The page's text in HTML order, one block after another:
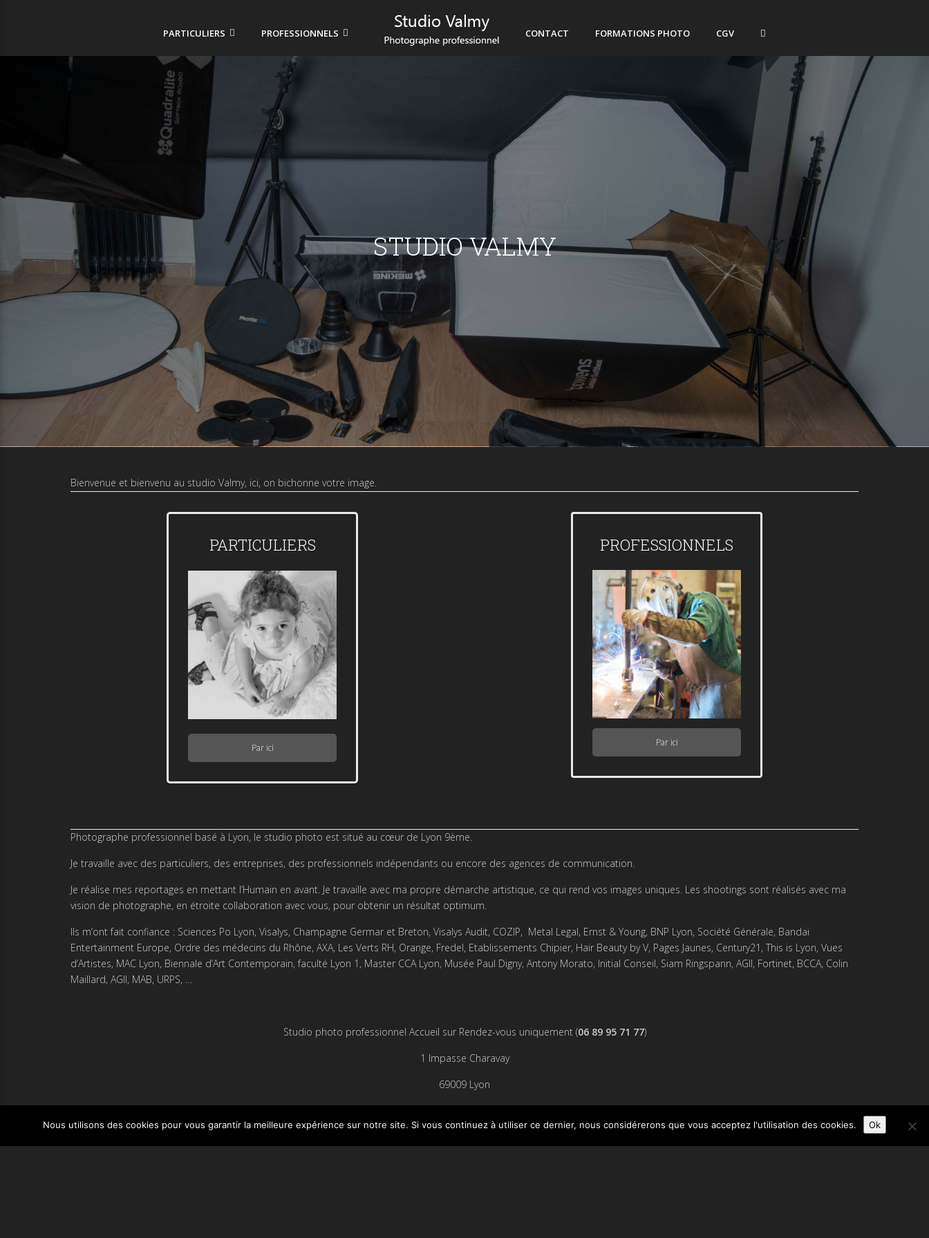
PARTICULIERS PROFESSIONNELS CONTACT FORMATIONS PHOTO CGV
STUDIO VALMY
Bienvenue et bienvenu au studio Valmy, ici, on bichonne votre image.
PARTICULIERS
Par ici
PROFESSIONNELS
Par ici
Photographe professionnel basé à Lyon, le studio photo est situé au cœur de Lyon 9ème.
Je travaille avec des particuliers, des entreprises, des professionnels indépendants ou encore des agences de communication.
Je réalise mes reportages en mettant l’Humain en avant. Je travaille avec ma propre démarche artistique, ce qui rend vos images uniques. Les shootings sont réalisés avec ma
vision de photographe, en étroite collaboration avec vous, pour obtenir un résultat optimum.
Ils m’ont fait confiance : Sciences Po Lyon, Visalys, Champagne Germar et Breton, Visalys Audit, COZIP, Metal Legal, Ernst & Young, BNP Lyon, Société Générale, Bandaï
Entertainment Europe, Ordre des médecins du Rhône, AXA, Les Verts RH, Orange, Fredel, Etablissements Chipier, Hair Beauty by V, Pages Jaunes, Century21, This is Lyon, Vues
d’Artistes, MAC Lyon, Biennale d’Art Contemporain, faculté Lyon 1, Master CCA Lyon, Musée Paul Digny, Antony Morato, Initial Conseil, Siam Ringspann, AGII, Fortinet, BCCA, Colin
Maillard, AGII, MAB, URPS, …
Studio photo professionnel Accueil sur Rendez-vous uniquement (06 89 95 71 77)
1 Impasse Charavay
69009 Lyon
Nous utilisons des cookies pour vous garantir la meilleure expérience sur notre site. Si vous continuez à utiliser ce dernier, nous considérerons que vous acceptez l'utilisation des cookies. Ok